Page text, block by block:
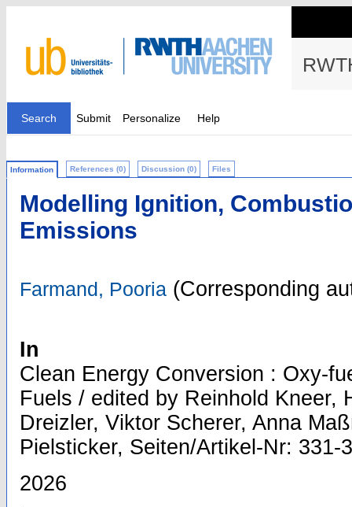
Search Submit Personalize Help
Information References (0) Discussion (0) Files
Modelling Ignition,
Emissions
Farmand, Pooria (Corresponding
In
Clean Energy Conversion : Oxy-
Fuels / edited by Reinhold Kneer,
Dreizler, Viktor Scherer, Anna
Pielsticker, Seiten/Artikel-Nr: 331-
2026